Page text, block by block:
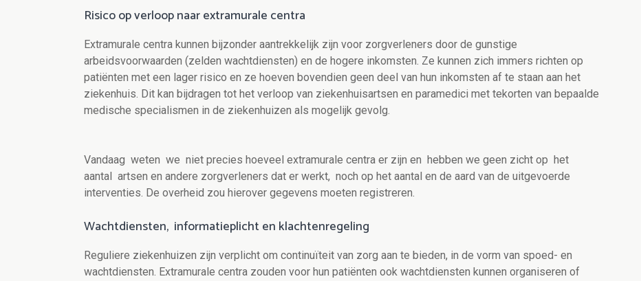
Risico op verloop naar extramurale centra
Extramurale centra kunnen bijzonder aantrekkelijk zijn voor zorgverleners door de gunstige
arbeidsvoorwaarden (zelden wachtdiensten) en de hogere inkomsten. Ze kunnen zich immers richten op
patiënten met een lager risico en ze hoeven bovendien geen deel van hun inkomsten af te staan aan het
ziekenhuis. Dit kan bijdragen tot het verloop van ziekenhuisartsen en paramedici met tekorten van bepaalde
medische specialismen in de ziekenhuizen als mogelijk gevolg.
Vandaag weten we niet precies hoeveel extramurale centra er zijn en hebben we geen zicht op het
aantal artsen en andere zorgverleners dat er werkt, noch op het aantal en de aard van de uitgevoerde
interventies. De overheid zou hierover gegevens moeten registreren.
Wachtdiensten, informatieplicht en klachtenregeling
Reguliere ziekenhuizen zijn verplicht om continuïteit van zorg aan te bieden, in de vorm van spoed- en
wachtdiensten. Extramurale centra zouden voor hun patiënten ook wachtdiensten kunnen organiseren of